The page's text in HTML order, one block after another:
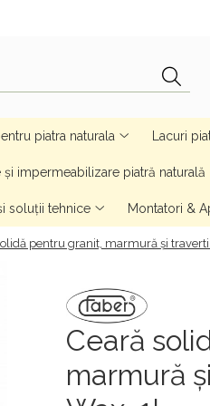
piatra naturala Lacuri
și impermeabilizare piatră naturală
soluții tehnice Montatori &
pentru granit, marmură și
Ceară
marmură